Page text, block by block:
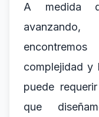
A medida
complejidad y
puede
que